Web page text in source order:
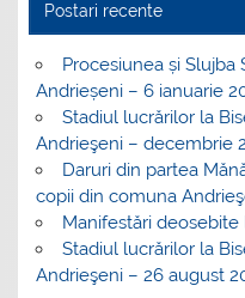
Postari recente
Procesiunea și Slujba
Andrieșeni – 6 ianuarie
Stadiul lucrărilor la
Andrieşeni – decembrie
Daruri din partea
copii din comuna
Manifestări
Stadiul lucrărilor la
Andrieşeni – 26 august